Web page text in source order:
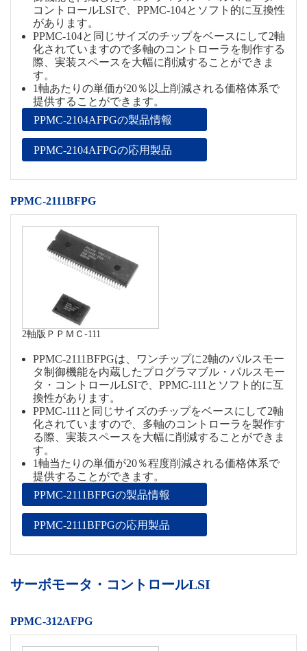
コントロールLSIで、PPMC-104とソフト的に互換性
があります。
PPMC-104と同じサイズのチップをベースにして2軸
化されていますので多軸のコントローラを制作する
際、実装スペースを大幅に削減することができま
す。
1軸あたりの単価が20％以上削減される価格体系で
提供することができます。
PPMC-2104AFPGの製品情報
PPMC-2104AFPGの応用製品
PPMC-2111BFPG
2軸版ＰＰＭＣ-111
PPMC-2111BFPGは、ワンチップに2軸のパルスモー
タ制御機能を内蔵したプログラマブル・パルスモー
タ・コントロールLSIで、PPMC-111とソフト的に互
換性があります。
PPMC-111と同じサイズのチップをベースにして2軸
化されていますので、多軸のコントローラを製作す
る際、実装スペースを大幅に削減することができま
す。
1軸当たりの単価が20％程度削減される価格体系で
提供することができます。
PPMC-2111BFPGの製品情報
PPMC-2111BFPGの応用製品
サーボモータ・コントロールLSI
PPMC-312AFPG